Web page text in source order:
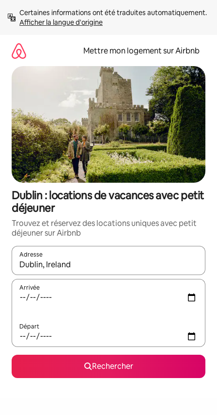
directement
Afficher la langue d'origine
Mettre mon logement sur Airbnb
Dublin : locations de vacances avec petit
déjeuner
Trouvez et réservez des locations uniques avec petit
déjeuner sur Airbnb
Adresse
Lorsque les résultats s'affichent, utilisez les flèches vers le
Arrivée
Départ
Rechercher